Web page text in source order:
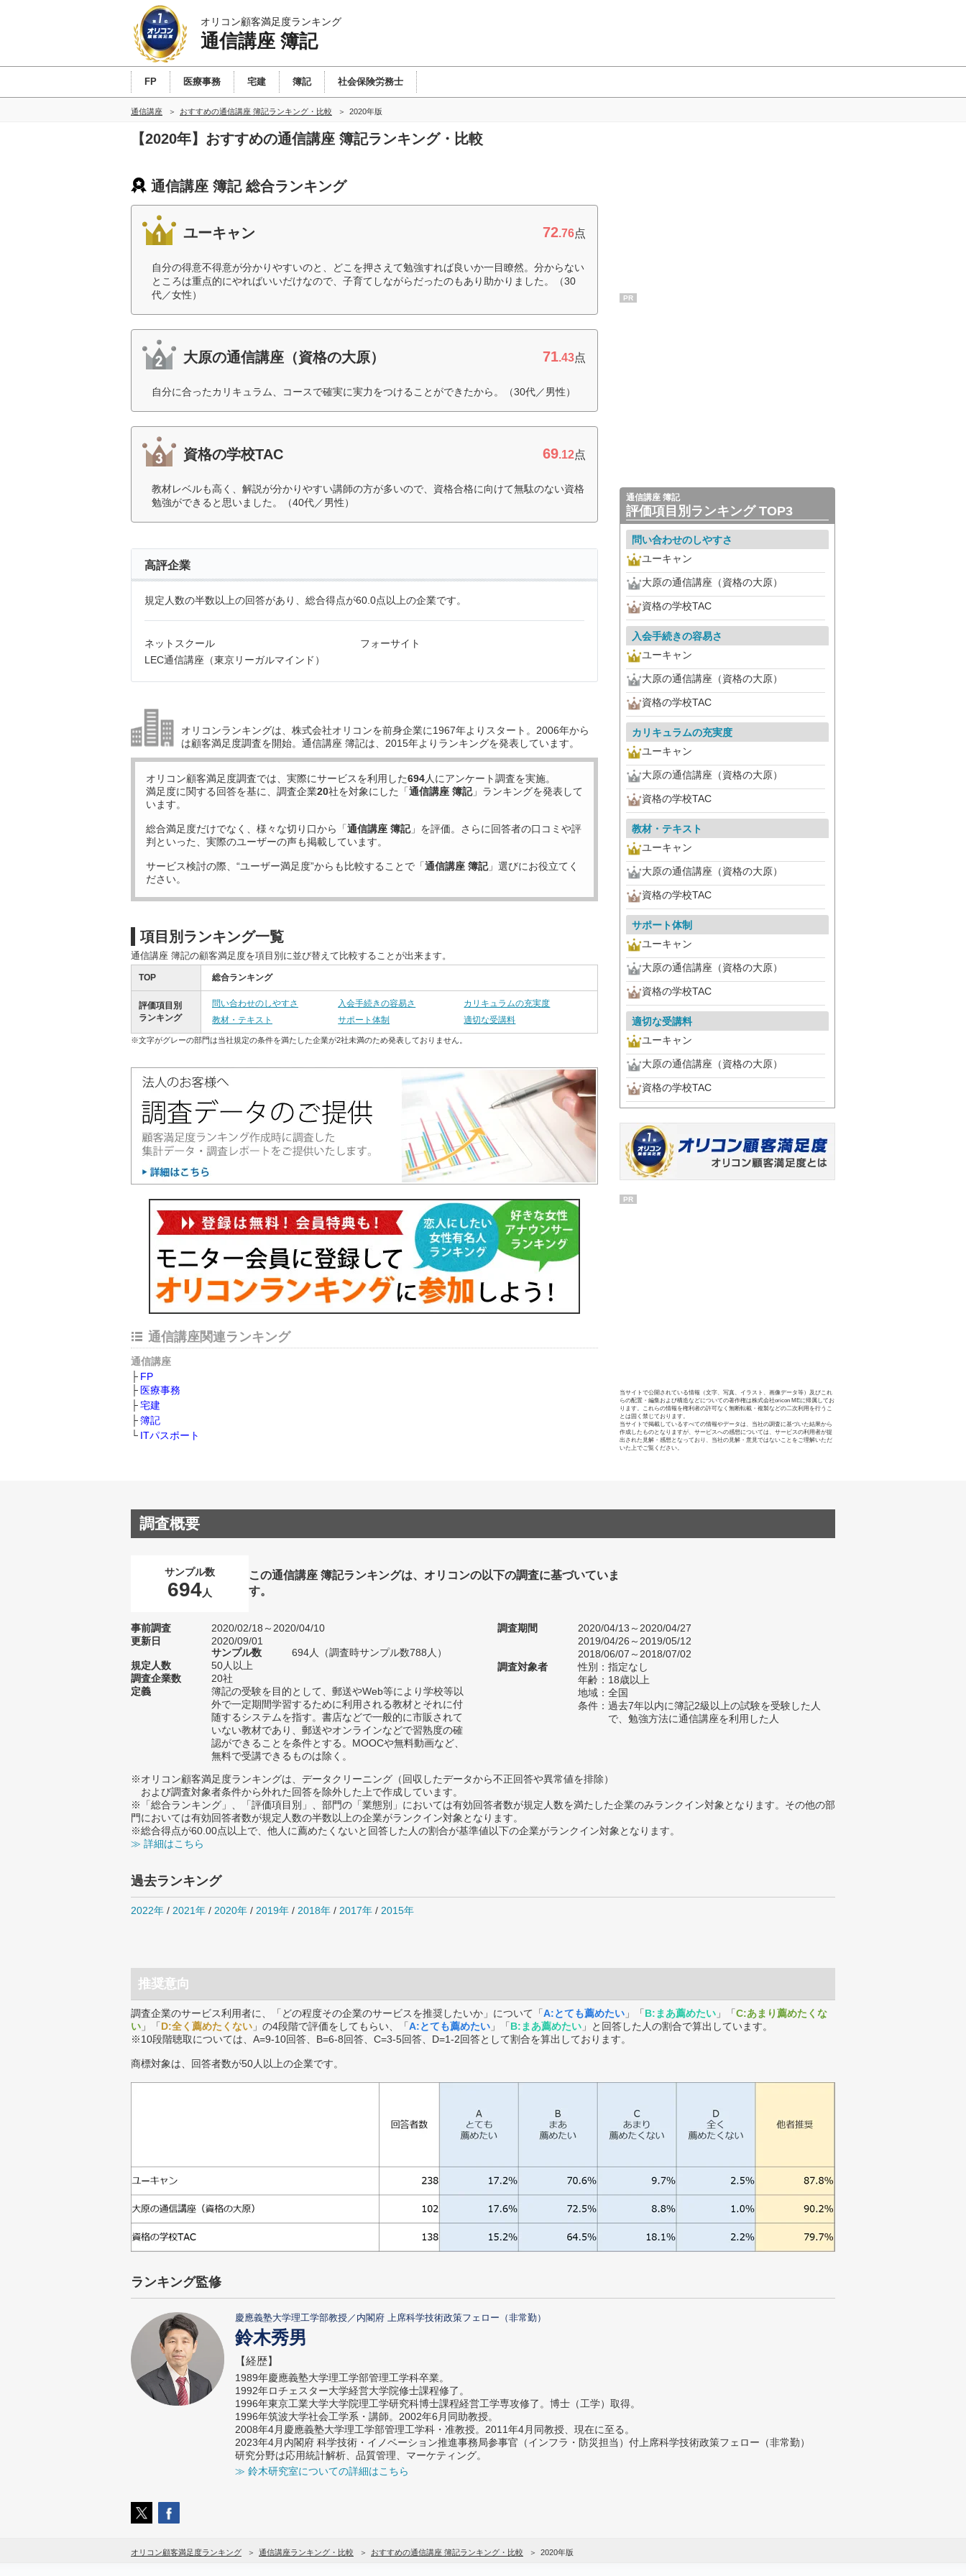
オリコン顧客満足度ランキング
通信講座 簿記
FP 医療事務 宅建 簿記 社会保険労務士
通信講座 おすすめの通信講座 簿記ランキング・比較 2020年版
【2020年】おすすめの通信講座 簿記ランキング・比較
通信講座 簿記 総合ランキング
ユーキャン 72.76点
自分の得意不得意が分かりやすいのと、どこを押さえて勉強すれば良いか一目瞭然。分からない
ところは重点的にやればいいだけなので、子育てしながらだったのもあり助かりました。（30
代／女性）
大原の通信講座（資格の大原） 71.43点
自分に合ったカリキュラム、コースで確実に実力をつけることができたから。（30代／男性）
資格の学校TAC 69.12点
教材レベルも高く、解説が分かりやすい講師の方が多いので、資格合格に向けて無駄のない資格
勉強ができると思いました。（40代／男性）
高評企業
規定人数の半数以上の回答があり、総合得点が60.0点以上の企業です。
ネットスクール
フォーサイト
LEC通信講座（東京リーガルマインド）
オリコンランキングは、株式会社オリコンを前身企業に1967年よりスタート。2006年から
は顧客満足度調査を開始。通信講座 簿記は、2015年よりランキングを発表しています。
オリコン顧客満足度調査では、実際にサービスを利用した694人にアンケート調査を実施。
満足度に関する回答を基に、調査企業20社を対象にした「通信講座 簿記」ランキングを発表して
います。
総合満足度だけでなく、様々な切り口から「通信講座 簿記」を評価。さらに回答者の口コミや評
判といった、実際のユーザーの声も掲載しています。
サービス検討の際、“ユーザー満足度”からも比較することで「通信講座 簿記」選びにお役立てく
ださい。
項目別ランキング一覧
通信講座 簿記の顧客満足度を項目別に並び替えて比較することが出来ます。
TOP 総合ランキング
評価項目別
ランキング
問い合わせのしやすさ 入会手続きの容易さ
カリキュラムの充実度
教材・テキスト
サポート体制 適切な受講料
※文字がグレーの部門は当社規定の条件を満たした企業が2社未満のため発表しておりません。
通信講座関連ランキング
通信講座
FP
医療事務
宅建
簿記
ITパスポート
PR
通信講座 簿記
評価項目別ランキング TOP3
問い合わせのしやすさ
ユーキャン
大原の通信講座（資格の大原）
資格の学校TAC
入会手続きの容易さ
ユーキャン
大原の通信講座（資格の大原）
資格の学校TAC
カリキュラムの充実度
ユーキャン
大原の通信講座（資格の大原）
資格の学校TAC
教材・テキスト
ユーキャン
大原の通信講座（資格の大原）
資格の学校TAC
サポート体制
ユーキャン
大原の通信講座（資格の大原）
資格の学校TAC
適切な受講料
ユーキャン
大原の通信講座（資格の大原）
資格の学校TAC
PR
当サイトで公開されている情報（文字、写真、イラスト、画像データ等）及びこれ
らの配置・編集および構造などについての著作権は株式会社oricon MEに帰属してお
ります。これらの情報を権利者の許可なく無断転載・複製などの二次利用を行うこ
とは固く禁じております。
当サイトで掲載しているすべての情報やデータは、当社の調査に基づいた結果から
作成したものとなりますが、サービスへの感想については、サービスの利用者が提
出された見解・感想となっており、当社の見解・意見ではないことをご理解いただ
いた上でご覧ください。
調査概要
サンプル数
694人
この通信講座 簿記ランキングは、オリコンの以下の調査に基づいていま
す。
事前調査
2020/02/18～2020/04/10
更新日
2020/09/01
サンプル数
694人（調査時サンプル数788人）
規定人数
50人以上
調査企業数
20社
定義
簿記の受験を目的として、郵送やWeb等により学校等以
外で一定期間学習するために利用される教材とそれに付
随するシステムを指す。書店などで一般的に市販されて
いない教材であり、郵送やオンラインなどで習熟度の確
認ができることを条件とする。MOOCや無料動画など、
無料で受講できるものは除く。
調査期間
2020/04/13～2020/04/27
2019/04/26～2019/05/12
2018/06/07～2018/07/02
調査対象者
性別：指定なし
年齢：18歳以上
地域：全国
条件：過去7年以内に簿記2級以上の試験を受験した人
で、勉強方法に通信講座を利用した人
※オリコン顧客満足度ランキングは、データクリーニング（回収したデータから不正回答や異常値を排除）
および調査対象者条件から外れた回答を除外した上で作成しています。
※「総合ランキング」、「評価項目別」、部門の「業態別」においては有効回答者数が規定人数を満たした企業のみランクイン対象となります。その他の部
門においては有効回答者数が規定人数の半数以上の企業がランクイン対象となります。
※総合得点が60.00点以上で、他人に薦めたくないと回答した人の割合が基準値以下の企業がランクイン対象となります。
≫ 詳細はこちら
過去ランキング
2022年 / 2021年 / 2020年 / 2019年 / 2018年 / 2017年 / 2015年
推奨意向
調査企業のサービス利用者に、「どの程度その企業のサービスを推奨したいか」について「A:とても薦めたい 」「B:まあ薦めたい 」「C:あまり薦めたくな
い 」「D:全く薦めたくない 」の4段階で評価をしてもらい、「A:とても薦めたい 」「B:まあ薦めたい 」と回答した人の割合で算出しています。
※10段階聴取については、A=9-10回答、B=6-8回答、C=3-5回答、D=1-2回答として割合を算出しております。
商標対象は、回答者数が50人以上の企業です。
ランキング監修
慶應義塾大学理工学部教授／内閣府 上席科学技術政策フェロー（非常勤）
鈴木秀男
【経歴】
1989年慶應義塾大学理工学部管理工学科卒業。
1992年ロチェスター大学経営大学院修士課程修了。
1996年東京工業大学大学院理工学研究科博士課程経営工学専攻修了。博士（工学）取得。
1996年筑波大学社会工学系・講師。2002年6月同助教授。
2008年4月慶應義塾大学理工学部管理工学科・准教授。2011年4月同教授、現在に至る。
2023年4月内閣府 科学技術・イノベーション推進事務局参事官（インフラ・防災担当）付上席科学技術政策フェロー（非常勤）
研究分野は応用統計解析、品質管理、マーケティング。
≫ 鈴木研究室についての詳細はこちら
オリコン顧客満足度ランキング 通信講座ランキング・比較 おすすめの通信講座 簿記ランキング・比較 2020年版